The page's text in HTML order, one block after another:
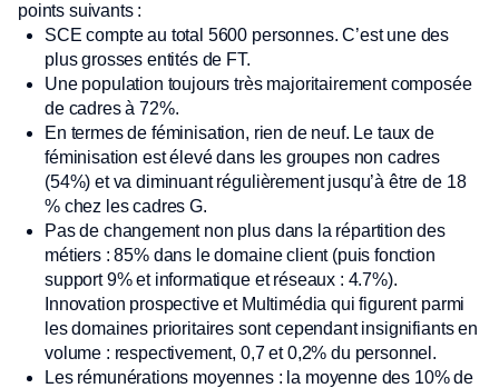
points suivants :
SCE compte au total 5600 personnes. C’est une des
plus grosses entités de FT.
Une population toujours très majoritairement composée
de cadres à 72%.
En termes de féminisation, rien de neuf. Le taux de
féminisation est élevé dans les groupes non cadres
(54%) et va diminuant régulièrement jusqu’à être de 18
% chez les cadres G.
Pas de changement non plus dans la répartition des
métiers : 85% dans le domaine client (puis fonction
support 9% et informatique et réseaux : 4.7%).
Innovation prospective et Multimédia qui figurent parmi
les domaines prioritaires sont cependant insignifiants en
volume : respectivement, 0,7 et 0,2% du personnel.
Les rémunérations moyennes : la moyenne des 10% de